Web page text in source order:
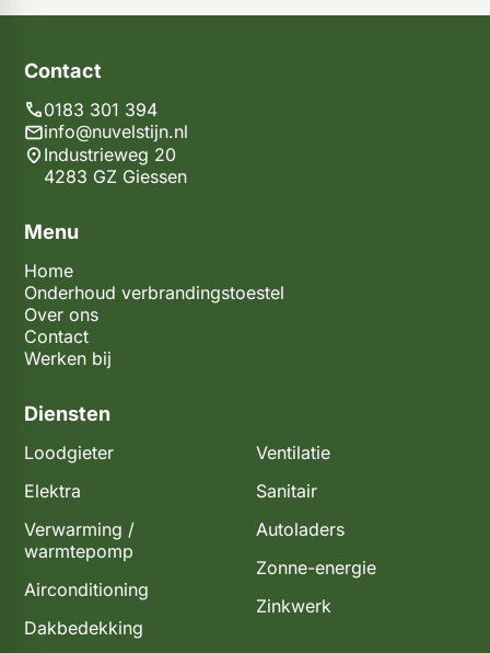
Menu
Home
Onderhoud verbrandingstoestel
Over ons
Contact
Werken bij
Diensten
Loodgieter
Elektra
Verwarming /
warmtepomp
Airconditioning
Dakbedekking
Ventilatie
Sanitair
Autoladers
Zonne-energie
Zinkwerk
Contact
0183 301 394
info@nuvelstijn.nl
Industrieweg 20
4283 GZ Giessen